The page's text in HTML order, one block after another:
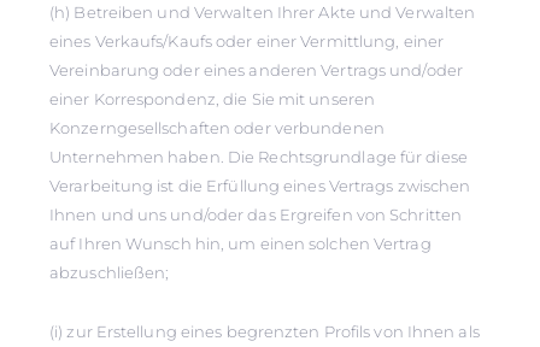
(h) Betreiben und Verwalten Ihrer Akte und Verwalten
eines Verkaufs/Kaufs oder einer Vermittlung, einer
Vereinbarung oder eines anderen Vertrags und/oder
einer Korrespondenz, die Sie mit unseren
Konzerngesellschaften oder verbundenen
Unternehmen haben. Die Rechtsgrundlage für diese
Verarbeitung ist die Erfüllung eines Vertrags zwischen
Ihnen und uns und/oder das Ergreifen von Schritten
auf Ihren Wunsch hin, um einen solchen Vertrag
abzuschließen;
(i) zur Erstellung eines begrenzten Profils von Ihnen als